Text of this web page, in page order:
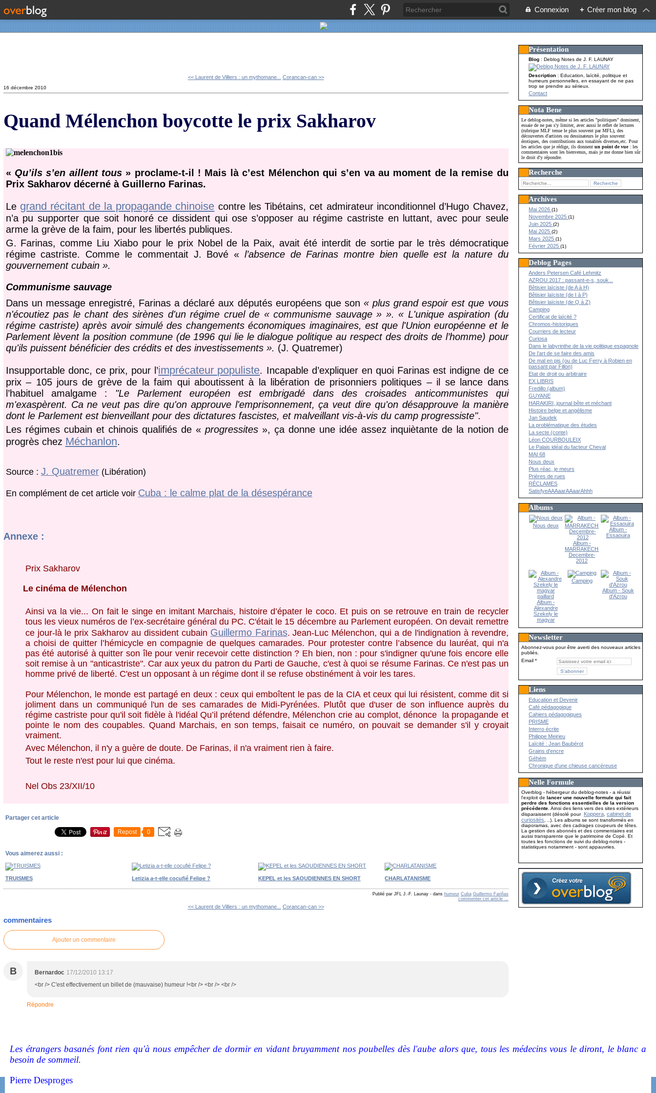
Connexion + Créer mon blog
<< Laurent de Villiers : un mythomane... Corancan-can >>
16 décembre 2010
Quand Mélenchon boycotte le prix Sakharov
« Qu’ils s’en aillent tous » proclame-t-il ! Mais là c’est Mélenchon qui s’en va au moment de la remise du
Prix Sakharov décerné à Guillerno Farinas.
Le grand récitant de la propagande chinoise contre les Tibétains, cet admirateur inconditionnel d’Hugo Chavez,
n’a pu supporter que soit honoré ce dissident qui ose s’opposer au régime castriste en luttant, avec pour seule
arme la grève de la faim, pour les libertés publiques.
G. Farinas, comme Liu Xiabo pour le prix Nobel de la Paix, avait été interdit de sortie par le très démocratique
régime castriste. Comme le commentait J. Bové « l’absence de Farinas montre bien quelle est la nature du
gouvernement cubain ».
Communisme sauvage
Dans un message enregistré, Farinas a déclaré aux députés européens que son « plus grand espoir est que vous
n'écoutiez pas le chant des sirènes d'un régime cruel de « communisme sauvage » ». « L'unique aspiration (du
régime castriste) après avoir simulé des changements économiques imaginaires, est que l'Union européenne et le
Parlement lèvent la position commune (de 1996 qui lie le dialogue politique au respect des droits de l’homme) pour
qu'ils puissent bénéficier des crédits et des investissements ». (J. Quatremer)
Insupportable donc, ce prix, pour l’imprécateur populiste. Incapable d’expliquer en quoi Farinas est indigne de ce
prix – 105 jours de grève de la faim qui aboutissent à la libération de prisonniers politiques – il se lance dans
l’habituel amalgame : "Le Parlement européen est embrigadé dans des croisades anticommunistes qui
m'exaspèrent. Ca ne veut pas dire qu'on approuve l'emprisonnement, ça veut dire qu'on désapprouve la manière
dont le Parlement est bienveillant pour des dictatures fascistes, et malveillant vis-à-vis du camp progressiste".
Les régimes cubain et chinois qualifiés de « progressites», ça donne une idée assez inquiètante de la notion de
progrès chez Méchanlon.
Source : J. Quatremer(Libération)
En complément de cet article voir Cuba : le calme plat de la désespérance
Annexe :
Prix Sakharov
Le cinéma de Mélenchon
Ainsi va la vie... On fait le singe en imitant Marchais, histoire d’épater le coco. Et puis on se retrouve en train de recycler
tous les vieux numéros de l’ex-secrétaire général du PC. C'était le 15 décembre au Parlement européen. On devait remettre
ce jour-là le prix Sakharov au dissident cubain Guillermo Farinas. Jean-Luc Mélenchon, qui a de l'indignation à revendre,
a choisi de quitter l’hémicycle en compagnie de quelques camarades. Pour protester contre l’absence du lauréat, qui n'a
pas été autorisé à quitter son île pour venir recevoir cette distinction ? Eh bien, non : pour s'indigner qu'une fois encore elle
soit remise à un "anticastriste". Car aux yeux du patron du Parti de Gauche, c'est à quoi se résume Farinas. Ce n'est pas un
homme privé de liberté. C'est un opposant à un régime dont il se refuse obstinément à voir les tares.
Pour Mélenchon, le monde est partagé en deux : ceux qui emboîtent le pas de la CIA et ceux qui lui résistent, comme dit si
joliment dans un communiqué l'un de ses camarades de Midi-Pyrénées. Plutôt que d'user de son influence auprès du
régime castriste pour qu'il soit fidèle à l'idéal Qu’il prétend défendre, Mélenchon crie au complot, dénonce la propagande et
pointe le nom des coupables. Quand Marchais, en son temps, faisait ce numéro, on pouvait se demander s'il y croyait
vraiment.
Avec Mélenchon, il n'y a guère de doute. De Farinas, il n'a vraiment rien à faire.
Tout le reste n'est pour lui que cinéma.
Nel Obs 23/XII/10
Partager cet article
Repost 0
Vous aimerez aussi :
TRUISMES Letizia a-t-elle cocufié Felipe ? KEPEL et les SAOUDIENNES EN SHORT CHARLATANISME
Publié par JFL J.-F. Launay -dans humeur Cuba Guillermo Fariñas
commenter cet article …
<< Laurent de Villiers : un mythomane... Corancan-can >>
commentaires
Ajouter un commentaire
B Bernardoc 17/12/2010 13:17
<br /> C'est effectivement un billet de (mauvaise) humeur !<br /> <br /> <br />
Répondre
Présentation
Blog : Deblog Notes de J. F. LAUNAY
Description: Education, laïcité, politique et
humeurs personnelles, en essayant de ne pas
trop se prendre au sérieux.
Contact
Nota Bene
Le deblog-notes, même si les articles "politiques" dominent,
essaie de ne pas s'y limiter, avec aussi le reflet de lectures
(rubrique MLF tenue le plus souvent par MFL), des
découvertes d'artistes ou dessinateurs le plus souvent
érotiques, des contributions aux tonalités diverses,etc. Pour
les articles que je rédige, ils donnentun point de vue: les
commentaires sont les bienvenus, mais je me donne bien sûr
le droit d'y répondre.
Recherche
Archives
Mai 2026(1)
Novembre 2025(1)
Juin 2025(2)
Mai 2025(2)
Mars 2025(1)
Février 2025(1)
Deblog Pages
Anders Petersen Café Lehmitz
AZROU 2017 : passant-e-s, souk...
Bêtisier laïciste (de A à H)
Bêtisier laïciste (de I à P)
Bêtisier laïciste (de Q à Z)
Camping
Certificat de laïcité ?
Chromos-historiques
Courriers de lecteur
Curiosa
Dans le labyrinthe de la vie politique espagnole
De l’art de se faire des amis
De mal en pis (ou de Luc Ferry à Robien en
passant par Fillon)
Etat de droit ou arbitraire
EX LIBRIS
Fredillo (album)
GUYANE
HARAKIRI, journal bête et méchant
Histoire belge et angélisme
Jan Saudek
La problématique des études
La secte (conte)
Léon COURBOULEIX
Le Palais idéal du facteur Cheval
MAI 68
Nous deux
Plus réac, je meurs
Prières de rues
RÉCLAMES
SatisfyeAAAaarAAaarAhhh
Albums
Nous deux
Album -
MARRAKECH-
Decembre-
2012
Album -
Essaouira
Album -
Alexandre
Szekely le
magyar
Camping
Album - Souk
d'Azrou
Newsletter
Abonnez-vous pour être averti des nouveaux articles
publiés.
Email
Liens
Education et Devenir
Café pédagogique
Cahiers pédagogiques
PRISME
Interro écrite
Philippe Meirieu
Laïcité : Jean Baubérot
Grains d'encre
Géhèm
Chronique d'une chieuse cancéreuse
Nelle Formule
Overblog - hébergeur du deblog-notes - a réussi
l'exploit delancer une nouvelle formule qui fait
perdre des fonctions essentielles de la version
précédente . Ainsi des liens vers des sites extérieurs
disparaissent (désolé pour Koppera ,cabinet de
curiosités , ..). Les albums se sont transformés en
diaporamas, avec des cadrages coupeurs de têtes.
La gestion des abonnés et des commentaires est
aussi transparente que le patrimoine de Copé. Et
toutes les fonctions de suivi du deblog-notes -
statistiques notamment - sont appauvries.
Les étrangers basanés font rien qu'à nous empêcher de dormir en vidant bruyamment nos poubelles dès l'aube alors que, tous les médecins vous le diront, le blanc a
besoin de sommeil.
Pierre Desproges